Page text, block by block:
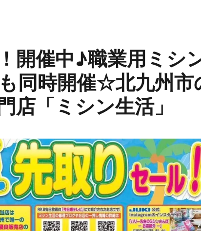
開催中♪職業用ミシ
同時開催☆北九州市
店「ミシン生活」